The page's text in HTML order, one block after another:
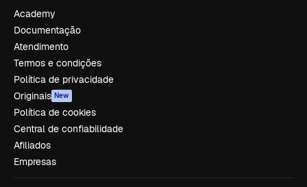
Academy
Documentação
Atendimento
Termos e condições
Política de privacidade
Originais New
Política de cookies
Central de confiabilidade
Afiliados
Empresas